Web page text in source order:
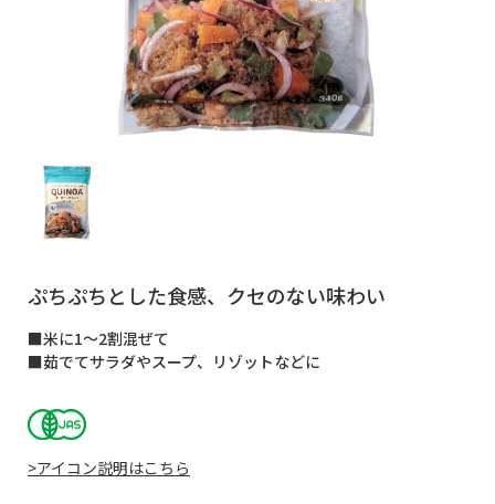
ぷちぷちとした食感、クセのない味わい
■米に1～2割混ぜて
■茹でてサラダやスープ、リゾットなどに
>アイコン説明はこちら